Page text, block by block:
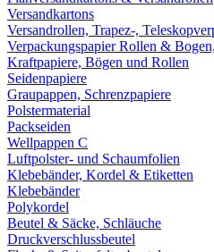
Versandkartons
Versandrollen, Trapez-,
Verpackungspapier Rollen &
Kraftpapiere, Bögen und Rollen
Seidenpapiere
Graupappen, Schrenzpapiere
Polstermaterial
Packseiden
Wellpappen C
Luftpolster- und Schaumfolien
Klebebänder, Kordel & Etiketten
Klebebänder
Polykordel
Beutel & Säcke, Schläuche
Druckverschlussbeutel